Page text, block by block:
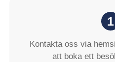
1
Kontakta oss via
att boka ett